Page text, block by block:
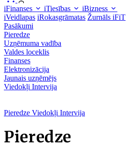
iFinanses iTiesības
iBizness
iVeidlapas iRokasgrāmatas Žurnāls iFiT
Pasākumi
Pieredze
Uzņēmuma vadība
Valdes loceklis
Finanses
Elektronizācija
Jaunais uzņēmējs
Viedokļi Intervija
Pieredze Viedokļi Intervija
Pieredze